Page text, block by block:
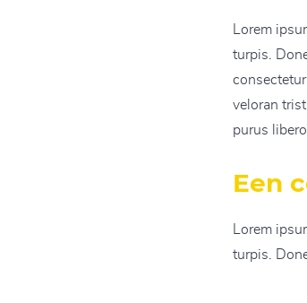
Lorem
turpis.
veloran
purus
Een
Lorem
turpis.